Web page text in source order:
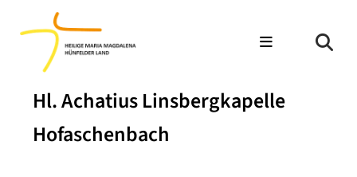
Hl. Achatius Linsbergkapelle
Hofaschenbach